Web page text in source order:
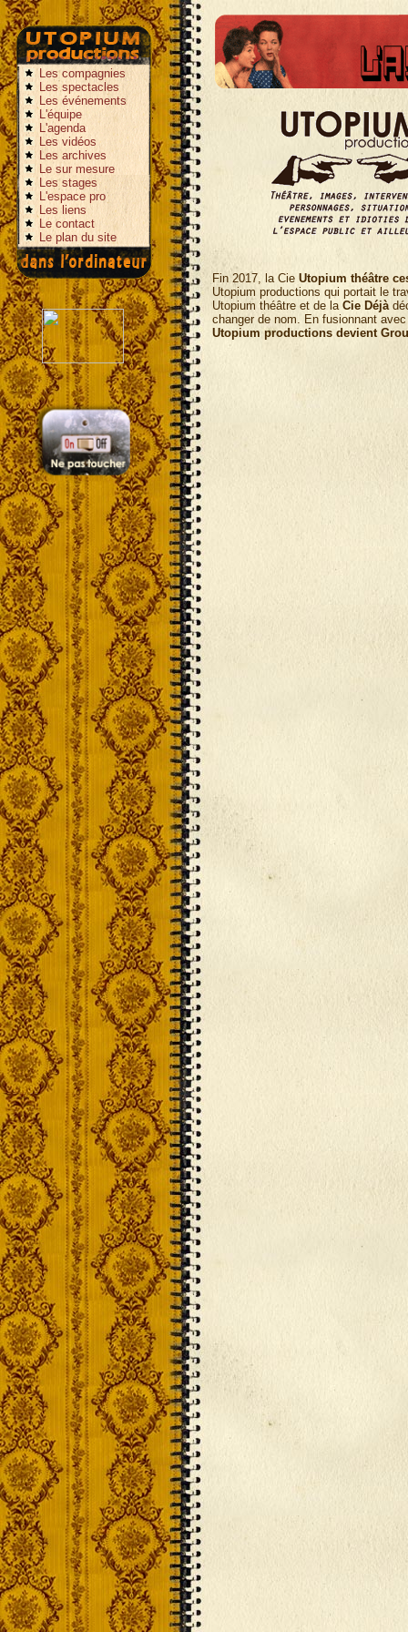
Les compagnies
Les spectacles
Les événements
L'équipe
L'agenda
Les vidéos
Les archives
Le sur mesure
Les stages
L'espace pro
Les liens
Le contact
Le plan du site
Fin 2017, la Cie Utopium théâtre
Utopium productions qui portait le
Utopium théâtre et de la Cie Déjà
changer de nom. En fusionnant
Utopium productions devient